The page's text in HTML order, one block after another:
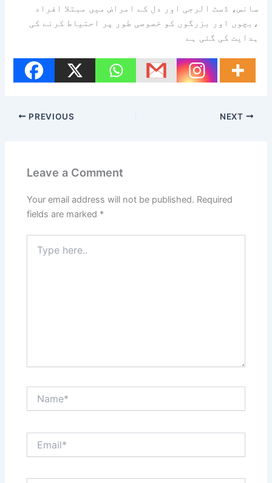
سانس، ڈسٹ الرجی اور دل کے امراض میں مبتلا افراد
،بچوں اور بزرگوں کو خصوصی طور پر احتیاط کرنے کی
ہدایت کی گئی ہے
PREVIOUS NEXT
Leave a Comment
Your email address will not be published. Required
fields are marked *
here..